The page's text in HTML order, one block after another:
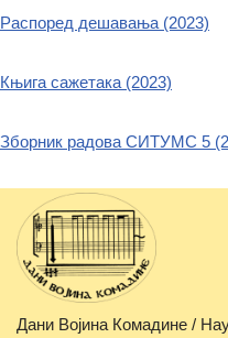
Распоред дешавања (2023)
Књига сажетака (2023)
Зборник радова СИТУМС 5
Дани Војина Комадине /